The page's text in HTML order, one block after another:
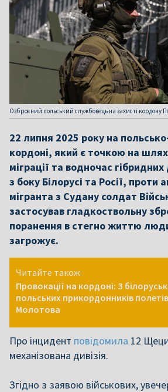
Озброєний польський службовець на захисті кордону
22 липня 2025 року на
кордоні, який є точкою на
міграції та водночас
з боку Білорусі та Росії, проти
мігранта з Судану солдат
застосував гладкоствольну
поранення в стегно життю
загрожує.
Читайте також:
Провокації на кордоні: З
польських прикордонників
Молотова
Про інцидент повідомила 12
механізована дивізія.
Згідно з заявою військових,